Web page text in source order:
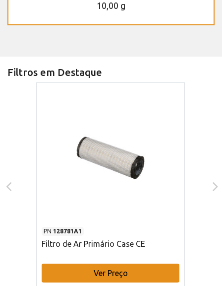
10,00 g
Filtros em Destaque
PN 128781A1
Filtro de Ar Primário Case CE
Ver Preço